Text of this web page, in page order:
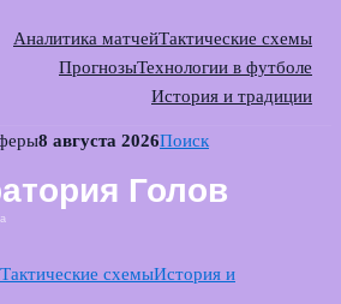
Аналитика матчейТактические схемы
ПрогнозыТехнологии в футболе
История и традиции
8 августа 2026Поиск
Тактические схемыИстория и